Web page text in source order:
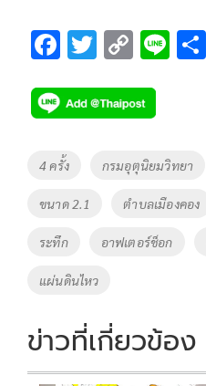
F
e
b
o
o
k
T
tt
er
C
p
y
Li
k
Li
Tags
4 ครั้ง กรมอุตุนิยมวิทยา
ขนาด 2.1 ตำบลเมืองคอง
ระทึก อาฟเตอร์ช็อก
แผ่นดินไหว
ข่าวที่เกี่ยวข้อง